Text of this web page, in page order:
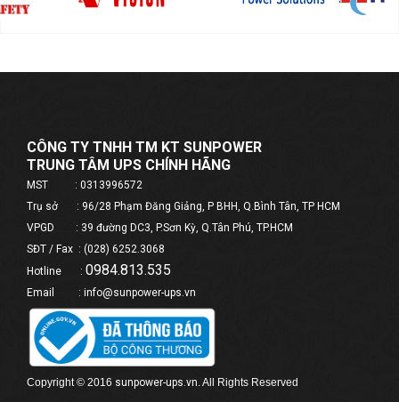
CÔNG TY TNHH TM KT SUNPOWER
TRUNG TÂM UPS CHÍNH HÃNG
MST : 0313996572
Trụ sở : 96/28 Phạm Đăng Giảng, P BHH, Q.Bình Tân, TP HCM
VPGD : 39 đường DC3, P.Sơn Kỳ, Q.Tân Phú, TP.HCM
SĐT / Fax : (028) 6252.3068
Hotline : 0984.813.535
Email : info@sunpower-ups.vn
Copyright © 2016 sunpower-ups.vn. All Rights Reserved